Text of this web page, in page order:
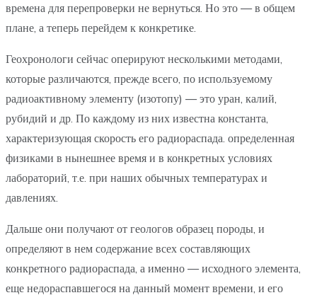
времена для перепроверки не вернуться. Но это — в общем
плане, а теперь перейдем к конкретике.
Геохронологи сейчас оперируют несколькими методами,
которые различаются, прежде всего, по используемому
радиоактивному элементу (изотопу) — это уран, калий,
рубидий и др. По каждому из них известна константа,
характеризующая скорость его радиораспада. определенная
физиками в нынешнее время и в конкретных условиях
лабораторий, т.е. при наших обычных температурах и
давлениях.
Дальше они получают от геологов образец породы, и
определяют в нем содержание всех составляющих
конкретного радиораспада, а именно — исходного элемента,
еще недораспавшегося на данный момент времени, и его